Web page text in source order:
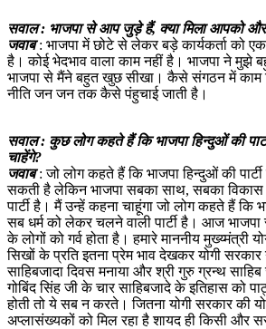
सवाल : भाजपा से आप जुड़े हैं, क्या मिला आपको और
जवाब: भाजपा में छोटे से लेकर बड़े कार्यकर्ता को एक
है। कोई भेदभाव वाला काम नहीं है। भाजपा ने मुझे
भाजपा से मैंने बहुत खुछ सीखा। कैसे संगठन में काम
नीति जन जन तक कैसे पंहुचाई जाती है।
सवाल : कुछ लोग कहते हैं कि भाजपा हिन्दुओं की
चाहेंगे?
जवाब: जो लोग कहते हैं कि भाजपा हिन्दुओं की पार्टी
सकती है लेकिन भाजपा सबका साथ, सबका विकास
पार्टी है। मैं उन्हें कहना चाहूंगा जो लोग कहते हैं कि
सब धर्म को लेकर चलने वाली पार्टी है। आज
के लोगों को गर्व होता है। हमारे माननीय मुख्य्मंत्री
सिखों के प्रति इतना प्रेम भाव देखकर योगी
साहिबजादा दिवस मनाया और श्री गुरु ग्रन्थ
गोबिंद सिंह जी के चार साहिबजादे के इतिहास को
होती तो ये सब न करते। जितना योगी सरकार की
अप्लासंख्यकों को मिल रहा है शायद ही किसी और